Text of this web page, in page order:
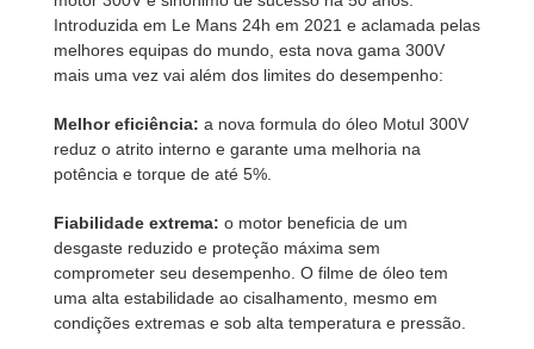
Introduzida em Le Mans 24h em 2021 e aclamada pelas
melhores equipas do mundo, esta nova gama 300V
mais uma vez vai além dos limites do desempenho:
Melhor eficiência: a nova formula do óleo Motul 300V
reduz o atrito interno e garante uma melhoria na
potência e torque de até 5%.
Fiabilidade extrema: o motor beneficia de um
desgaste reduzido e proteção máxima sem
comprometer seu desempenho. O filme de óleo tem
uma alta estabilidade ao cisalhamento, mesmo em
condições extremas e sob alta temperatura e pressão.